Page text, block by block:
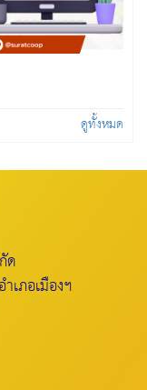
ดูทั้งหมด
ด
เภอเมืองฯ